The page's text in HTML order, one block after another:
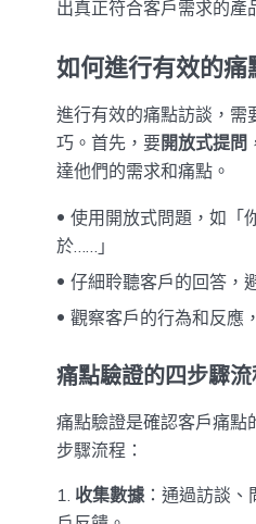
出真正符合客戶需求的產
如何進行有效的痛
進行有效的痛點訪談，需
巧。首先，要開放式提問
達他們的需求和痛點。
使用開放式問題，如「
於……」
仔細聆聽客戶的回答，
觀察客戶的行為和反應
痛點驗證的四步驟
痛點驗證是確認客戶痛點
步驟流程：
收集數據 ：通過訪談